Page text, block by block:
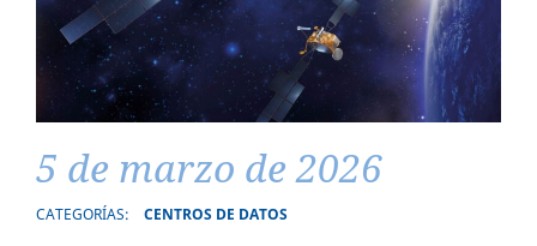
5 de marzo de 2026
CATEGORÍAS: CENTROS DE DATOS